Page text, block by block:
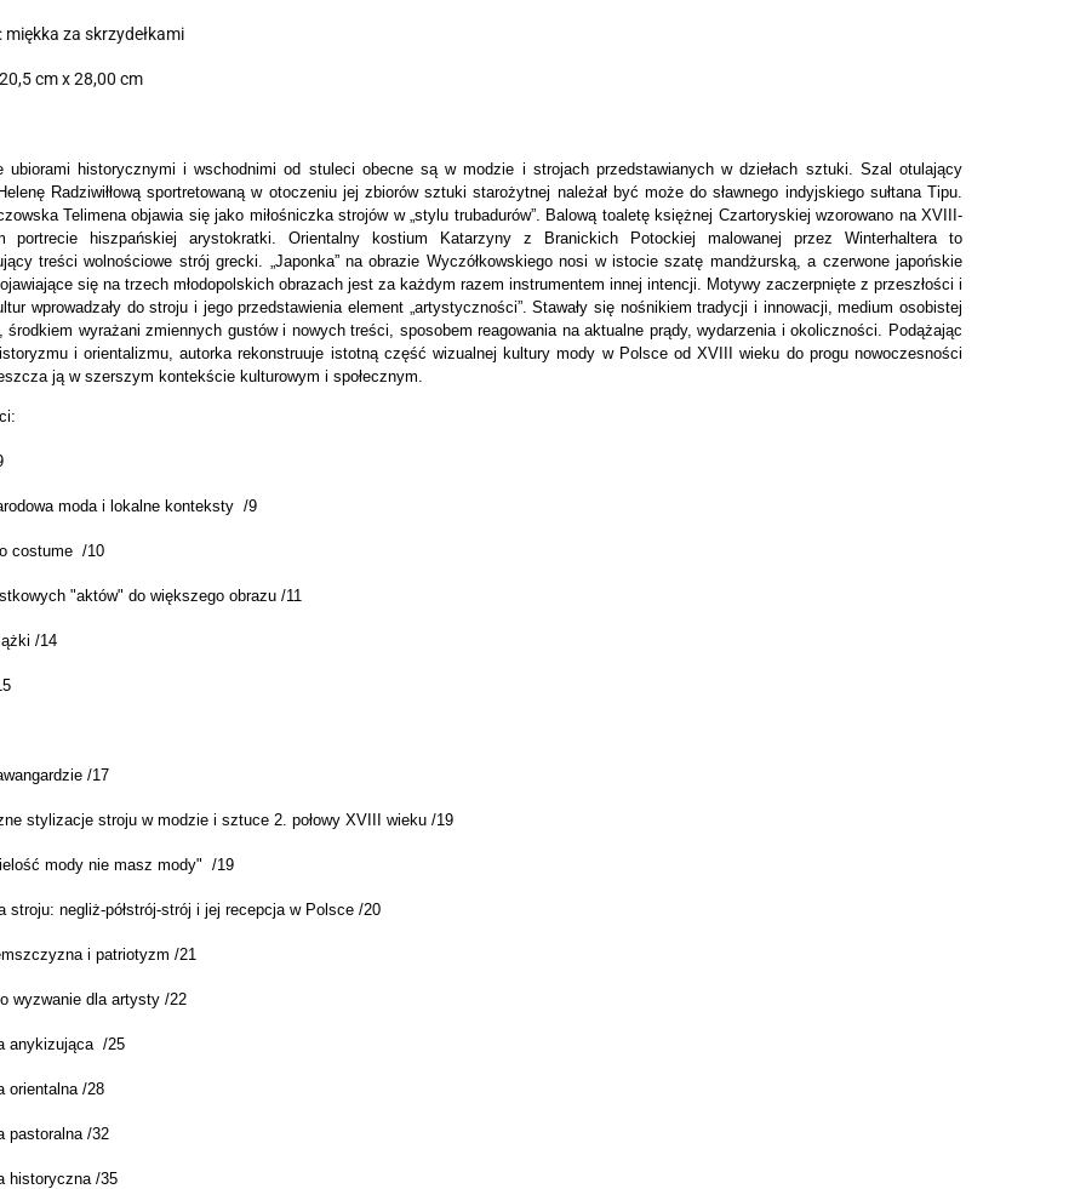
miękka za skrzydełkami
cm x 28,00 cm
ubiorami historycznymi i wschodnimi od stuleci obecne są w modzie i strojach przedstawianych w dziełach sztuki. Szal otulający
Radziwiłłową sportretowaną w otoczeniu jej zbiorów sztuki starożytnej należał być może do sławnego indyjskiego sułtana Tipu.
Telimena objawia się jako miłośniczka strojów w „stylu trubadurów”. Balową toaletę księżnej Czartoryskiej wzorowano na XVIII-
portrecie hiszpańskiej arystokratki. Orientalny kostium Katarzyny z Branickich Potockiej malowanej przez Winterhaltera to
treści wolnościowe strój grecki. „Japonka” na obrazie Wyczółkowskiego nosi w istocie szatę mandżurską, a czerwone japońskie
się na trzech młodopolskich obrazach jest za każdym razem instrumentem innej intencji. Motywy zaczerpnięte z przeszłości i
wprowadzały do stroju i jego przedstawienia element „artystyczności”. Stawały się nośnikiem tradycji i innowacji, medium osobistej
środkiem wyrażani zmiennych gustów i nowych treści, sposobem reagowania na aktualne prądy, wydarzenia i okoliczności. Podążając
i orientalizmu, autorka rekonstruuje istotną część wizualnej kultury mody w Polsce od XVIII wieku do progu nowoczesności
ją w szerszym kontekście kulturowym i społecznym.
moda i lokalne konteksty /9
costume /10
"aktów" do większego obrazu /11
/14
/17
stylizacje stroju w modzie i sztuce 2. połowy XVIII wieku /19
mody nie masz mody" /19
stroju: negliż-półstrój-strój i jej recepcja w Polsce /20
i patriotyzm /21
wyzwanie dla artysty /22
anykizująca /25
orientalna /28
pastoralna /32
historyczna /35